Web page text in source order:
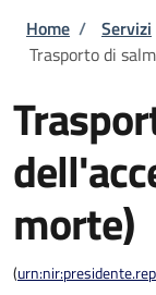
Briciole
Home / Servizi
Trasporto di
morte)
(